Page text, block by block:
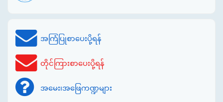
အကြံပြုစာပေးပို့ရန်
တိုင်ကြားစာပေးပို့ရန်
အမေး၊အဖြေကဏ္ဍများ